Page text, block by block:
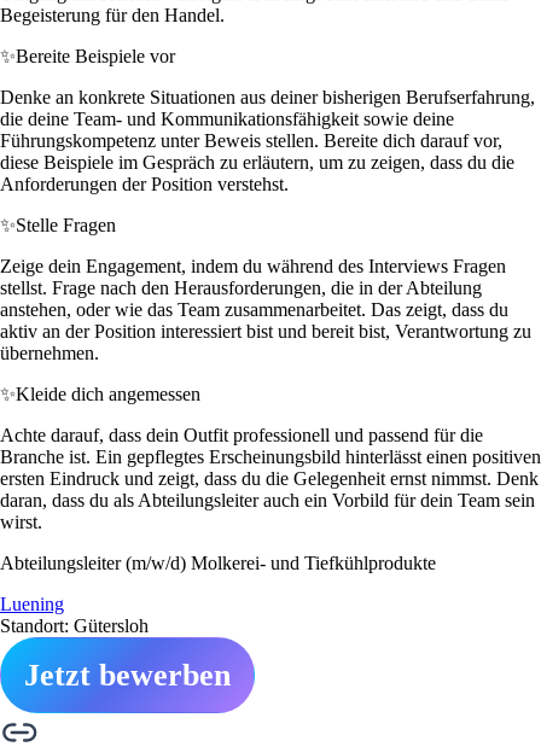
Begeisterung für den Handel.
✨Bereite Beispiele vor
Denke an konkrete Situationen aus deiner bisherigen Berufserfahrung,
die deine Team- und Kommunikationsfähigkeit sowie deine
Führungskompetenz unter Beweis stellen. Bereite dich darauf vor,
diese Beispiele im Gespräch zu erläutern, um zu zeigen, dass du die
Anforderungen der Position verstehst.
✨Stelle Fragen
Zeige dein Engagement, indem du während des Interviews Fragen
stellst. Frage nach den Herausforderungen, die in der Abteilung
anstehen, oder wie das Team zusammenarbeitet. Das zeigt, dass du
aktiv an der Position interessiert bist und bereit bist, Verantwortung zu
übernehmen.
✨Kleide dich angemessen
Achte darauf, dass dein Outfit professionell und passend für die
Branche ist. Ein gepflegtes Erscheinungsbild hinterlässt einen positiven
ersten Eindruck und zeigt, dass du die Gelegenheit ernst nimmst. Denk
daran, dass du als Abteilungsleiter auch ein Vorbild für dein Team sein
wirst.
Abteilungsleiter (m/w/d) Molkerei- und Tiefkühlprodukte
Luening
Standort: Gütersloh
Jetzt bewerben